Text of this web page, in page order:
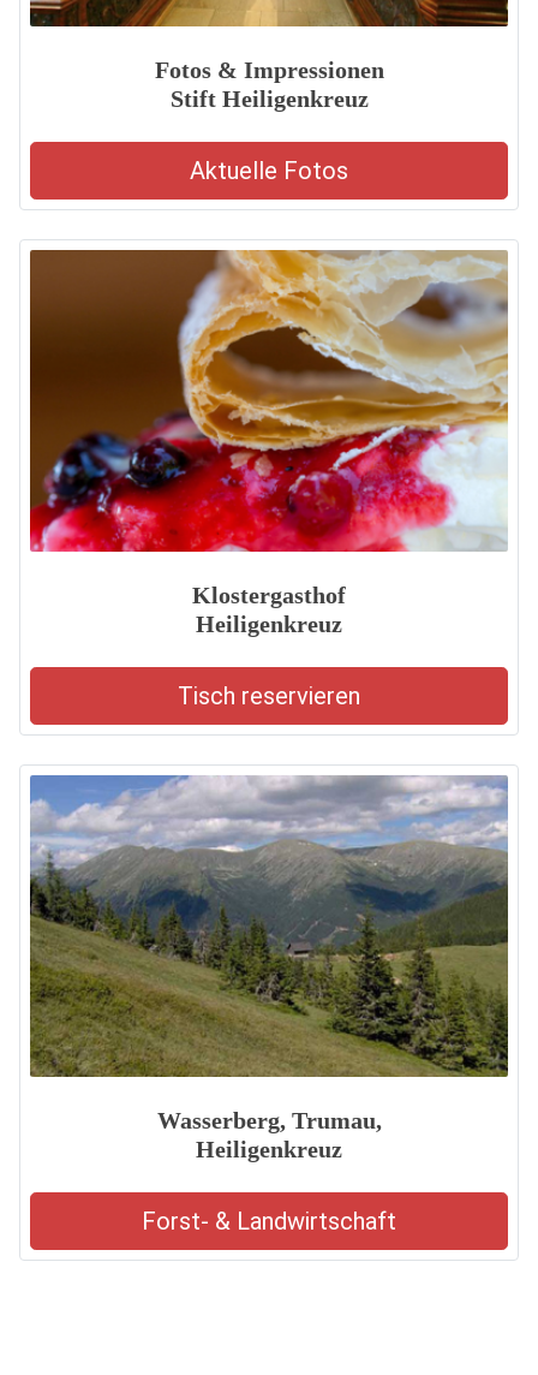
Fotos & Impressionen
Stift Heiligenkreuz
Aktuelle Fotos
Klostergasthof
Heiligenkreuz
Tisch reservieren
Wasserberg, Trumau,
Heiligenkreuz
Forst- & Landwirtschaft